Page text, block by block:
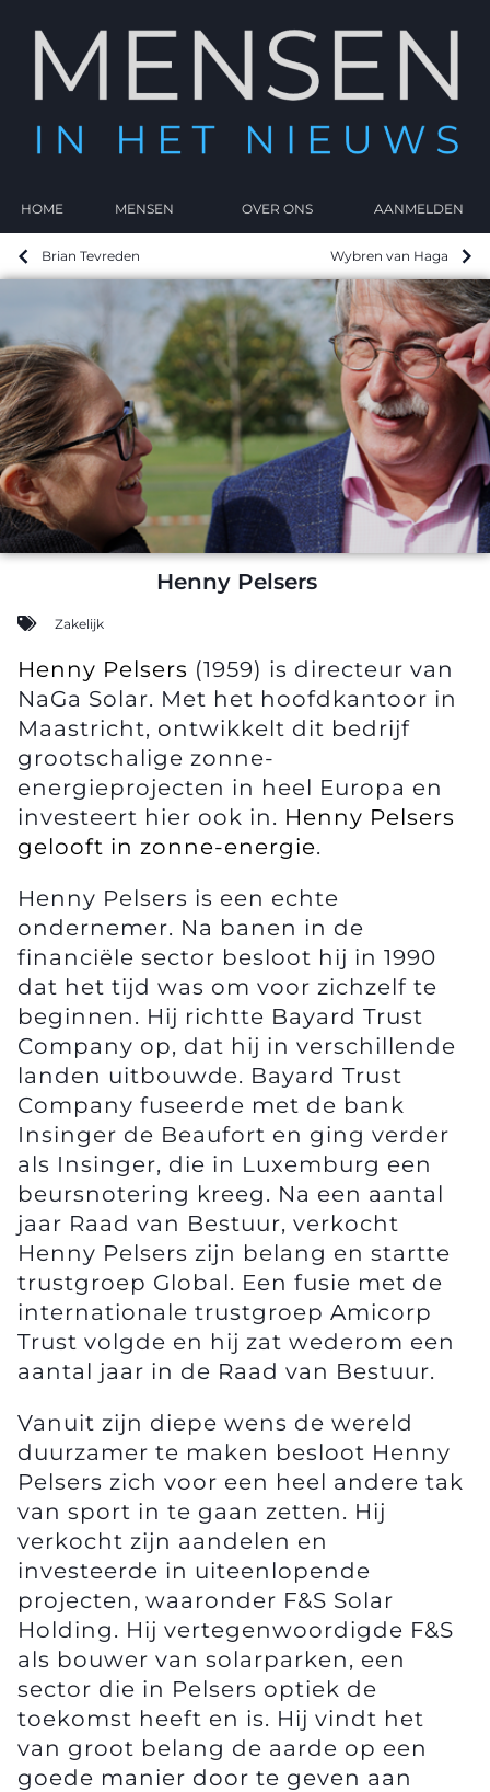
HOME MENSEN OVER ONS AANMELDEN
Brian Tevreden Wybren van Haga
Henny Pelsers (1959) is directeur van
NaGa Solar. Met het hoofdkantoor in
Maastricht, ontwikkelt dit bedrijf
grootschalige zonne-
energieprojecten in heel Europa en
investeert hier ook in. Henny Pelsers
gelooft in zonne-energie.
Henny Pelsers is een echte
ondernemer. Na banen in de
financiële sector besloot hij in 1990
dat het tijd was om voor zichzelf te
beginnen. Hij richtte Bayard Trust
Company op, dat hij in verschillende
landen uitbouwde. Bayard Trust
Company fuseerde met de bank
Insinger de Beaufort en ging verder
als Insinger, die in Luxemburg een
beursnotering kreeg. Na een aantal
jaar Raad van Bestuur, verkocht
Henny Pelsers zijn belang en startte
trustgroep Global. Een fusie met de
internationale trustgroep Amicorp
Trust volgde en hij zat wederom een
aantal jaar in de Raad van Bestuur.
Vanuit zijn diepe wens de wereld
duurzamer te maken besloot Henny
Pelsers zich voor een heel andere tak
van sport in te gaan zetten. Hij
verkocht zijn aandelen en
investeerde in uiteenlopende
projecten, waaronder F&S Solar
Holding. Hij vertegenwoordigde F&S
als bouwer van solarparken, een
sector die in Pelsers optiek de
toekomst heeft en is. Hij vindt het
van groot belang de aarde op een
goede manier door te geven aan
Henny Pelsers
Zakelijk